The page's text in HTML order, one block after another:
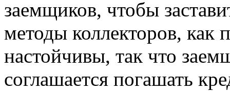
заемщиков, чтобы
методы коллекторов, как
настойчивы, так что
соглашается погашать